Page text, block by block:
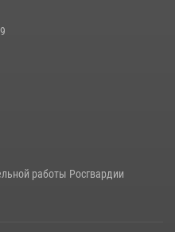
2026 года
работы Росгвардии